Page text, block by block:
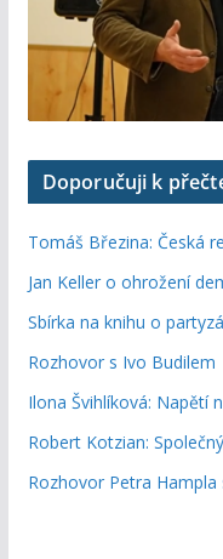
Doporučuji k
Tomáš Březina: Česká
Jan Keller o ohrožení
Sbírka na knihu o
Rozhovor s Ivo Budilem
Ilona Švihlíková: Napětí
Robert Kotzian:
Rozhovor Petra